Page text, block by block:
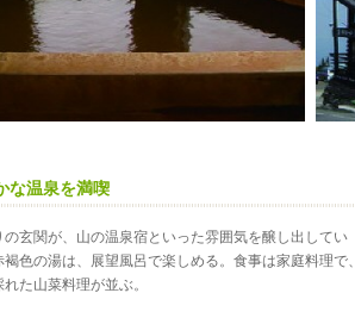
な温泉を満喫
玄関が、山の温泉宿といった雰囲気を醸し出してい
色の湯は、展望風呂で楽しめる。食事は家庭料理で、
た山菜料理が並ぶ。